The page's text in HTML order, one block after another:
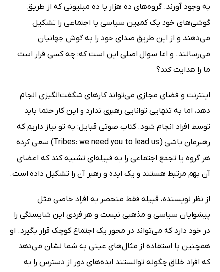
به وجود آورند. گروه‌های ده هزار یا ده میلیونی که از طریق
گوشی‌های خود یک کمپین سیاسی یا اجتماعی را تشکیل
می‌دهند و از این طریق صدای خود را به گوش جهانیان
می‌رسانند. و اما سوال اصلی این است که: چه کسی قرار است
ما را هدایت کند؟
اینترنت و فضای مجازی می‌تواند کارهای شگفت‌انگیزی انجام
دهد، اما به تنهایی توانایی رهبری ندارد و این کار حتما باید
توسط افراد انجام شود. کتاب صوتی قبایل: به تو نیاز داریم که
رهبرمان باشی (Tribes: we need you to lead us) سعی کرده
هر گروه یا تجمع اجتماعی را به قبیله‌ای تشبیه کند که اعضای
آن بهم مرتبط هستند و یک ایده و رهبر آن را تشکیل داده است.
از نظر نویسنده، قبیله فقط منحصر به افراد خاصی مثل
پیشوایان سیاسی و مذهبی نیست و هر فردی این شایستگی را
در خود دارد که می‌تواند در محور یک اجتماع کوچک قرار بگیرد. او
همچنین با استفاده از مثال‌های عینی به شما نشان می‌دهد
که افراد خلاق چگونه توانستند ایده‌های دور از دسترس را به